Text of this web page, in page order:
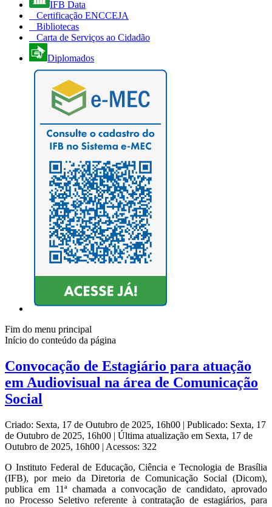
IFB Data
Certificação ENCCEJA
Bibliotecas
Carta de Serviços ao Cidadão
Diplomados
Fim do menu principal
Início do conteúdo da página
Convocação de Estagiário para atuação
em Audiovisual na área de Comunicação
Social
Criado: Sexta, 17 de Outubro de 2025, 16h00 | Publicado: Sexta, 17
de Outubro de 2025, 16h00 | Última atualização em Sexta, 17 de
Outubro de 2025, 16h00 | Acessos: 322
O Instituto Federal de Educação, Ciência e Tecnologia de Brasília
(IFB), por meio da Diretoria de Comunicação Social (Dicom),
publica em 11ª chamada a convocação de candidato, aprovado
no Processo Seletivo referente à contratação de estagiários, para